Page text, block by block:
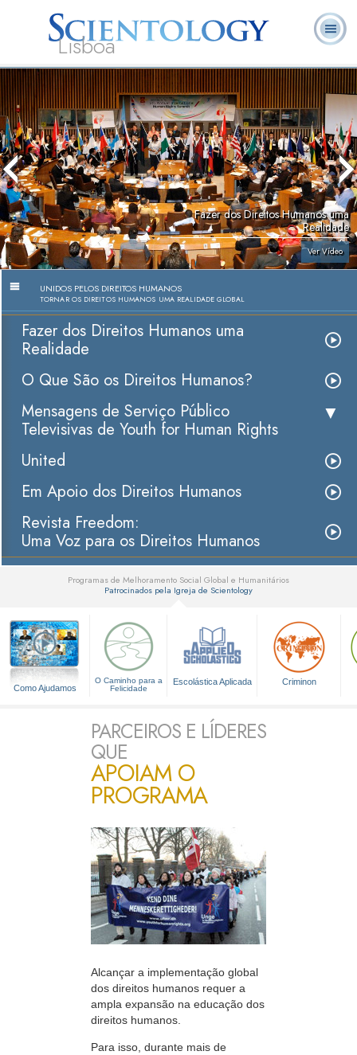
Lisboa
L. Ron
O que é
Ministros
Livros
Fazer dos Direitos Humanos uma
Realidade
Ver Vídeo
UNIDOS PELOS DIREITOS HUMANOS
TORNAR OS DIREITOS HUMANOS UMA REALIDADE GLOBAL
Fazer dos Direitos Humanos uma
Realidade
O Que São os Direitos Humanos?
Mensagens de Serviço Público
Televisivas de Youth for Human Rights
United
Em Apoio dos Direitos Humanos
Revista Freedom:
Uma Voz para os Direitos Humanos
Programas de Melhoramento Social Global e Humanitários
Patrocinados pela Igreja de Scientology
Como Ajudamos
O Caminho para a
Felicidade
Escolástica Aplicada Criminon
PARCEIROS E LÍDERES
QUE
APOIAM O
PROGRAMA
Alcançar a implementação global
dos direitos humanos requer a
ampla expansão na educação dos
direitos humanos.
Para isso, durante mais de